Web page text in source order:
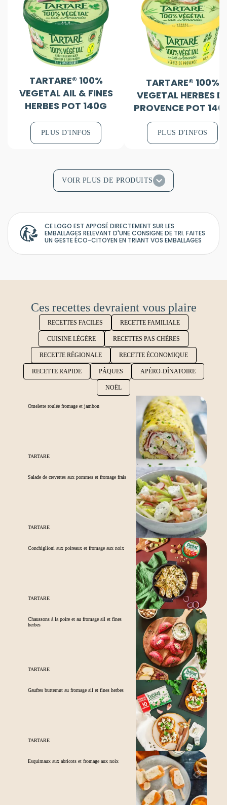
TARTARE® 100%
VEGETAL AIL & FINES
HERBES POT 140G
PLUS D'INFOS
TARTARE® 100%
VEGETAL HERBES
PROVENCE POT
PLUS D'INFOS
VOIR PLUS DE PRODUITS
CE LOGO EST APPOSÉ DIRECTEMENT SUR LES
EMBALLAGES RELEVANT D'UNE CONSIGNE DE TRI. FAITES
UN GESTE ÉCO-CITOYEN EN TRIANT VOS EMBALLAGES
Ces recettes devraient vous plaire
RECETTES FACILES RECETTE FAMILIALE
CUISINE LÉGÈRE RECETTES PAS CHÈRES
RECETTE RÉGIONALE RECETTE ÉCONOMIQUE
RECETTE RAPIDE PÂQUES APÉRO-DÎNATOIRE
NOËL
Omelette roulée fromage et jambon
TARTARE
Salade de crevettes aux pommes et fromage frais
TARTARE
Conchiglioni aux poireaux et fromage aux noix
TARTARE
Chaussons à la poire et au fromage ail et fines
herbes
TARTARE
Gaufres butternut au fromage ail et fines herbes
TARTARE
Esquimaux aux abricots et fromage aux noix